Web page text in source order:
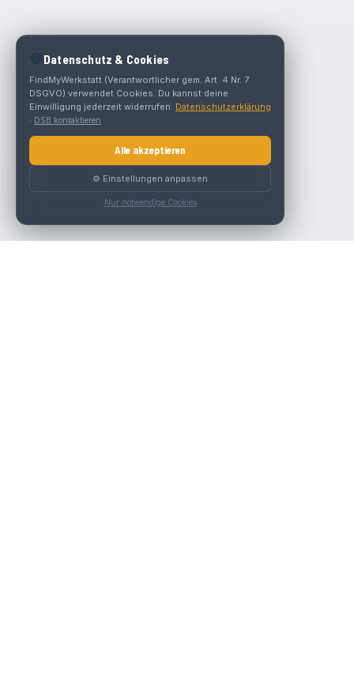
🍪 Datenschutz & Cookies
FindMyWerkstatt (Verantwortlicher gem. Art. 4 Nr. 7
DSGVO) verwendet Cookies. Du kannst deine
Einwilligung jederzeit widerrufen. Datenschutzerklärung
· DSB kontaktieren
Alle akzeptieren
⚙️ Einstellungen anpassen
Nur notwendige Cookies